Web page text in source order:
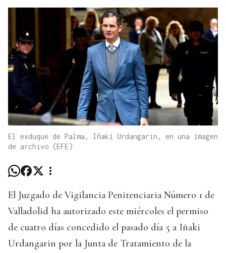
El exduque de Palma, Iñaki Urdangarin, en una imagen
de archivo (EFE)
El Juzgado de Vigilancia Penitenciaria Número 1 de
Valladolid ha autorizado este miércoles el permiso
de cuatro días concedido el pasado día 5 a Iñaki
Urdangarin por la Junta de Tratamiento de la